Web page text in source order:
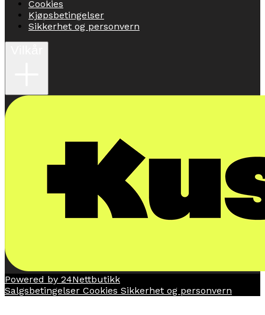
Cookies
Kjøpsbetingelser
Sikkerhet og personvern
Powered by 24Nettbutikk
Salgsbetingelser Cookies Sikkerhet og personvern